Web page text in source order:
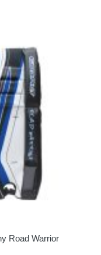
Road Warrior